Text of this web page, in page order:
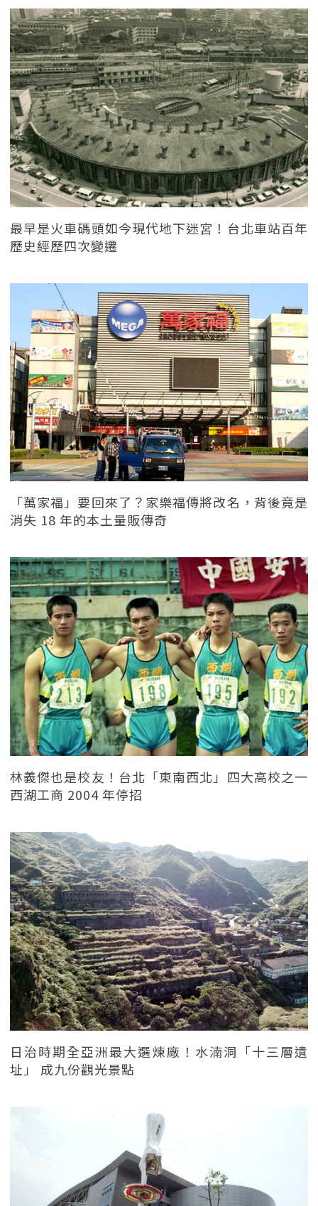
最早是火車碼頭如今現代地下迷宮！台北車站百年
歷史經歷四次變遷
「萬家福」要回來了？家樂福傳將改名，背後竟是
消失 18 年的本土量販傳奇
林義傑也是校友！台北「東南西北」四大高校之一
西湖工商 2004 年停招
日治時期全亞洲最大選煉廠！水湳洞「十三層遺
址」 成九份觀光景點